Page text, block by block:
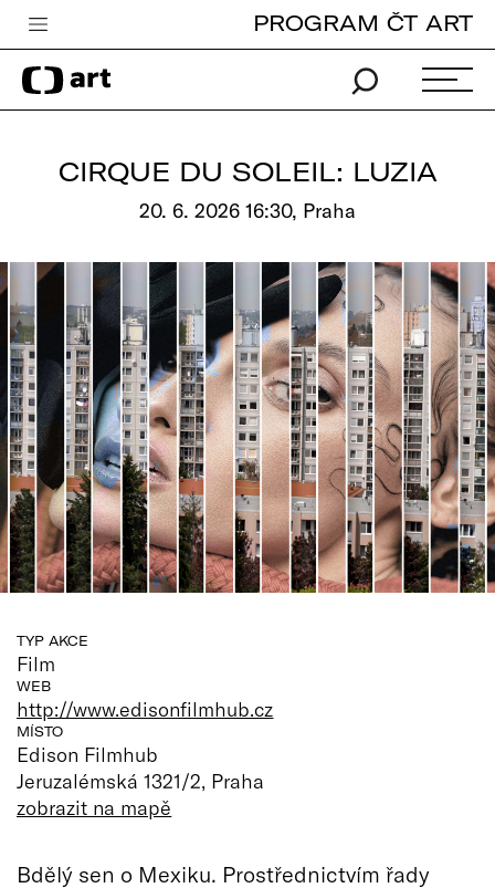
Česká televize
Zpravodajství
Pro děti
edu
Vše o ČT
PROGRAM ČT ART
CIRQUE DU SOLEIL: LUZIA
20. 6. 2026 16:30, Praha
TYP AKCE
Film
WEB
http://www.edisonfilmhub.cz
MÍSTO
Edison Filmhub
Jeruzalémská 1321/2, Praha
zobrazit na mapě
Bdělý sen o Mexiku. Prostřednictvím řady